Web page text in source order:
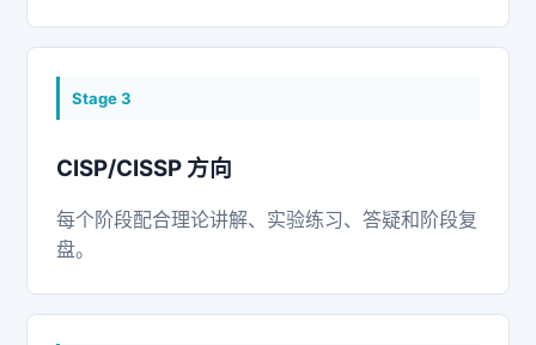
Stage3
CISP/CISSP 方向
每个阶段配合理论讲解、实验练习、答疑和阶段复
盘。